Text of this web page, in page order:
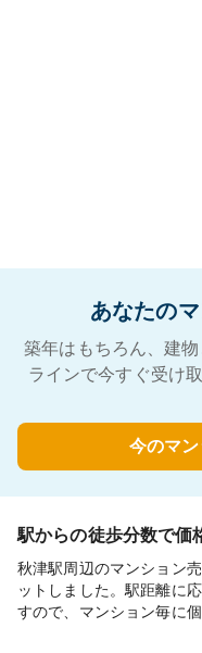
あなたの
築年はもちろん、建
ラインで今すぐ受け
今のマ
駅からの徒歩分数で価
秋津駅周辺のマンション
ットしました。駅距離に
すので、マンション毎に